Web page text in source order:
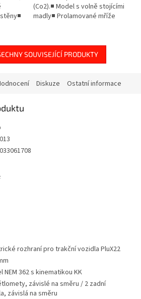
(Co2).■ Model s volně stojícími
madly■ Prolamované mříže
SOUVISEJÍCÍ PRODUKTY
Diskuze Ostatní informace
rozhraní pro trakční vozidla PluX22
NEM 362 s kinematikou KK
závislé na směru / 2 zadní
závislá na směru